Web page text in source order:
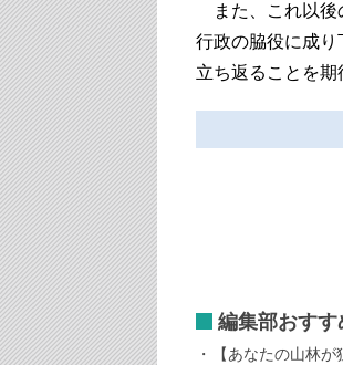
また、これ以後
行政の脇役に成
立ち返ることを期
編集部おす
【あなたの山林